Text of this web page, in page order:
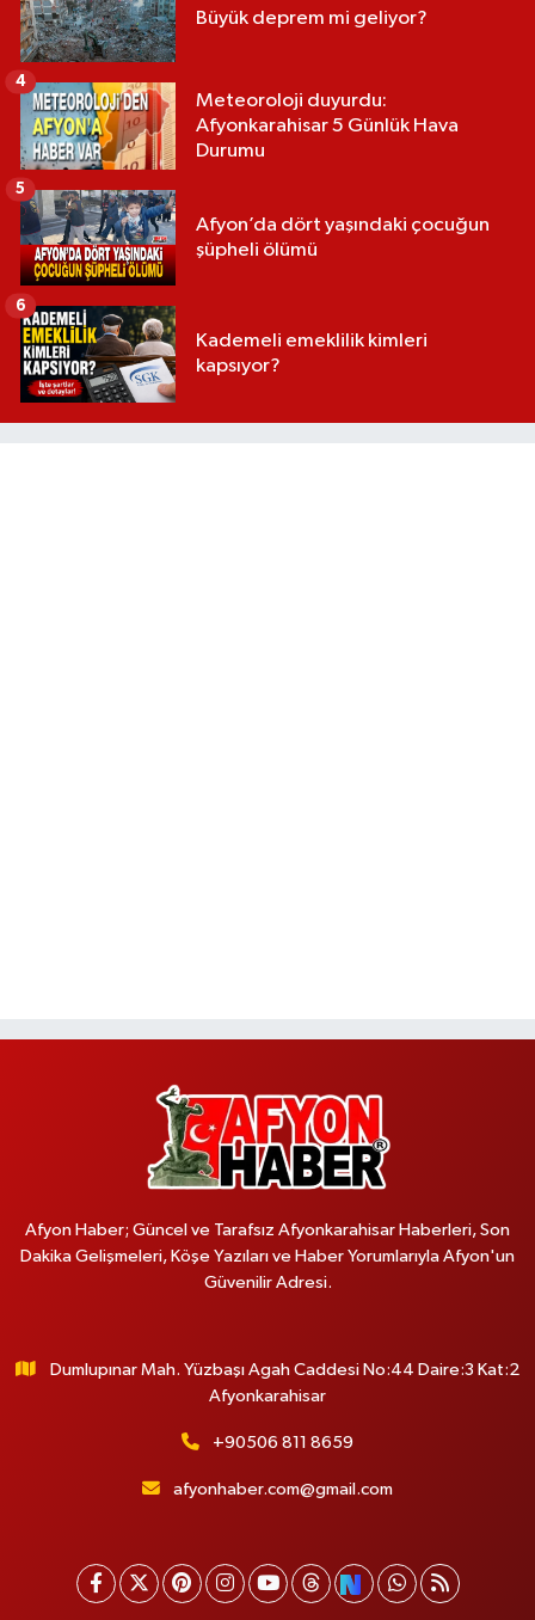
Büyük deprem mi geliyor?
Meteoroloji duyurdu:
Afyonkarahisar 5 Günlük Hava
Durumu
4
Afyon’da dört yaşındaki çocuğun
şüpheli ölümü
5
Kademeli emeklilik kimleri
kapsıyor?
6
Afyon Haber; Güncel ve Tarafsız Afyonkarahisar Haberleri, Son
Dakika Gelişmeleri, Köşe Yazıları ve Haber Yorumlarıyla Afyon'un
Güvenilir Adresi.
Dumlupınar Mah. Yüzbaşı Agah Caddesi No:44 Daire:3 Kat:2
Afyonkarahisar
+90506 811 8659
afyonhaber.com@gmail.com